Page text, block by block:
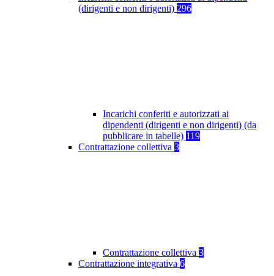
(dirigenti e non dirigenti) 296
Incarichi conferiti e autorizzati ai
dipendenti (dirigenti e non dirigenti) (da
pubblicare in tabelle) 119
Contrattazione collettiva 3
Contrattazione collettiva 3
Contrattazione integrativa 6